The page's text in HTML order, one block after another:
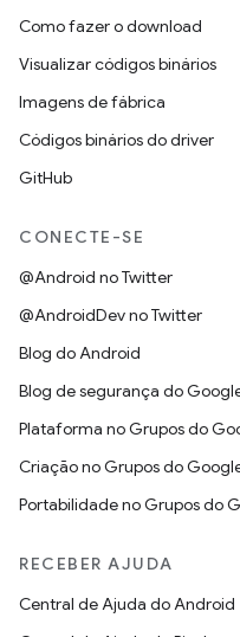
Como fazer o download
Visualizar códigos binários
Imagens de fábrica
Códigos binários do driver
GitHub
CONECTE-SE
@Android no Twitter
@AndroidDev no Twitter
Blog do Android
Blog de segurança do
Plataforma no Grupos do
Criação no Grupos do
Portabilidade no Grupos do
RECEBER AJUDA
Central de Ajuda do Android